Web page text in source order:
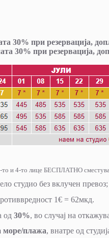
30% при резервација,
30% при резервација,
то и 4-то лице БЕСПЛАТНО
студио без вклучен превоз;
1€ = 62мкд.
од 30%, во случај на
море/плажа, внатре од